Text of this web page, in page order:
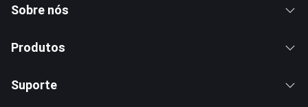
Sobre nós
Produtos
Suporte